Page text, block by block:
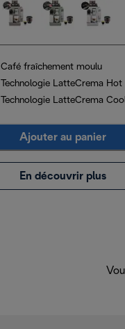
Café fraîchement moulu
Technologie LatteCrema Hot
Technologie LatteCrema
Ajouter au panier
En découvrir plus